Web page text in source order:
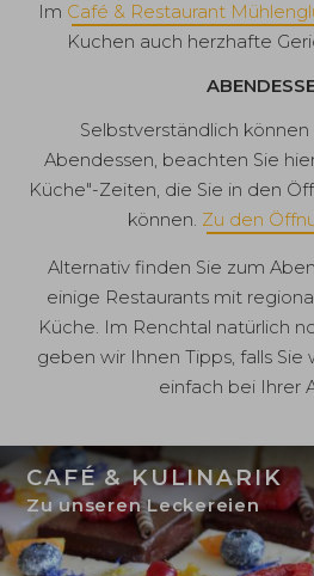
Im Café & Restaurant
Kuchen auch herzhafte
Selbstverständlich können
Abendessen, beachten Sie
Küche"-Zeiten, die Sie in den
können. Zu den
Alternativ finden Sie zum
einige Restaurants mit
Küche. Im Renchtal natürlich
geben wir Ihnen Tipps, falls Sie
einfach bei Ihrer
CAFÉ & KULINARIK
Zu unseren Leckereien